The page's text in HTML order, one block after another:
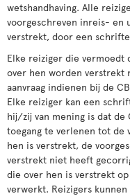
wetshandhaving. Alle
voorgeschreven inreis- en
verstrekt, door een
Elke reiziger die vermoedt
over hen worden
aanvraag indienen bij de
Elke reiziger kan een
hij/zij van mening is dat de
toegang te verlenen tot de
hen is verstrekt, de
verstrekt niet heeft
die over hen is verstrekt
verwerkt. Reizigers